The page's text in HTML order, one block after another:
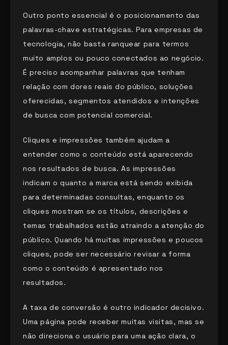
Outro ponto essencial é o posicionamento das
palavras-chave estratégicas. Para empresas de
tecnologia, não basta ranquear para termos
muito amplos ou pouco conectados ao negócio.
É preciso acompanhar palavras que tenham
relação com dores reais do público, soluções
oferecidas, segmentos atendidos e intenções
de busca com potencial comercial.
Cliques e impressões também ajudam a
entender como o conteúdo está aparecendo
nos resultados de busca. As impressões
indicam o quanto a marca está sendo exibida
para determinadas consultas, enquanto os
cliques mostram se os títulos, descrições e
temas trabalhados estão atraindo a atenção do
público. Quando há muitas impressões e poucos
cliques, pode ser necessário revisar a forma
como o conteúdo é apresentado nos
resultados.
A taxa de conversão é outro indicador decisivo.
Uma página pode receber muitas visitas, mas se
não direciona o usuário para uma ação clara, o